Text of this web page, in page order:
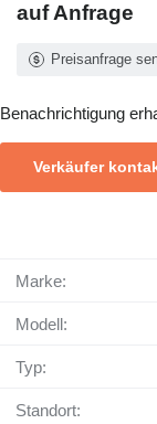
auf Anfrage
Preisanfrage
Benachrichtigung
Verkäufer
Marke:
Modell:
Typ:
Standort: